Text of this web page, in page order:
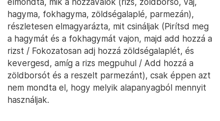
hagyma, fokhagyma, zöldségalaplé, parmezán),
részletesen elmagyarázta, mit csináljak (Pirítsd meg
a hagymát és a fokhagymát vajon, majd add hozzá a
rizst / Fokozatosan adj hozzá zöldségalaplét, és
kevergesd, amíg a rizs megpuhul / Add hozzá a
zöldborsót és a reszelt parmezánt), csak éppen azt
nem mondta el, hogy melyik alapanyagból mennyit
használjak.